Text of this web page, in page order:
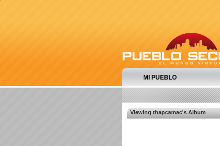
MI PUEBLO
Viewing thapcamac's Album